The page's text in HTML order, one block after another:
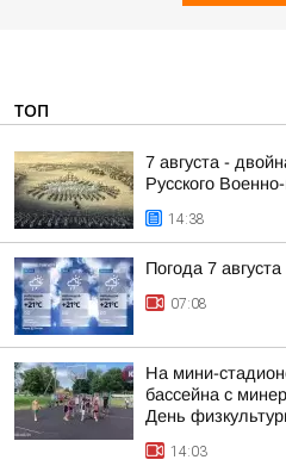
ТОП
7 августа -
Русского
14:38
Погода 7 августа
07:08
На мини-
бассейна с
День
14:03